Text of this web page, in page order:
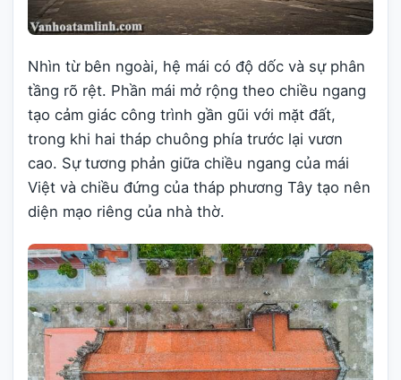
Nhìn từ bên ngoài, hệ mái có độ dốc và sự phân
tầng rõ rệt. Phần mái mở rộng theo chiều ngang
tạo cảm giác công trình gần gũi với mặt đất,
trong khi hai tháp chuông phía trước lại vươn
cao. Sự tương phản giữa chiều ngang của mái
Việt và chiều đứng của tháp phương Tây tạo nên
diện mạo riêng của nhà thờ.